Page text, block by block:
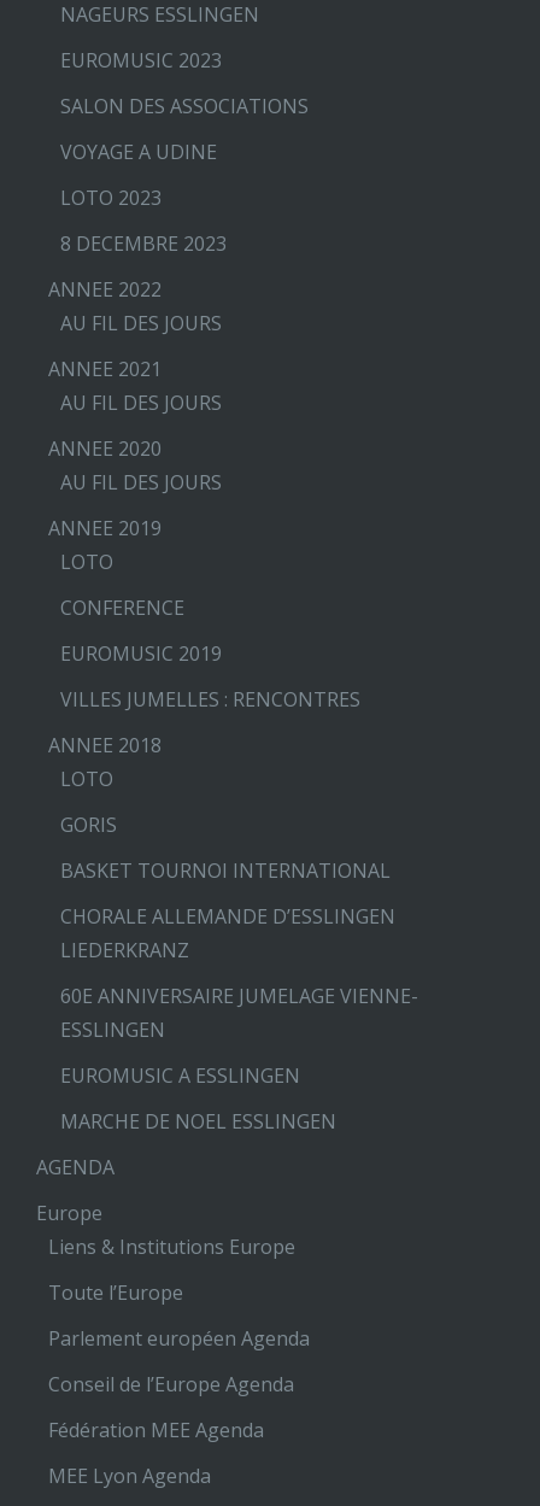
NAGEURS ESSLINGEN
EUROMUSIC 2023
SALON DES ASSOCIATIONS
VOYAGE A UDINE
LOTO 2023
8 DECEMBRE 2023
ANNEE 2022
AU FIL DES JOURS
ANNEE 2021
AU FIL DES JOURS
ANNEE 2020
AU FIL DES JOURS
ANNEE 2019
LOTO
CONFERENCE
EUROMUSIC 2019
VILLES JUMELLES : RENCONTRES
ANNEE 2018
LOTO
GORIS
BASKET TOURNOI INTERNATIONAL
CHORALE ALLEMANDE D’ESSLINGEN
LIEDERKRANZ
60E ANNIVERSAIRE JUMELAGE VIENNE-
ESSLINGEN
EUROMUSIC A ESSLINGEN
MARCHE DE NOEL ESSLINGEN
AGENDA
Europe
Liens & Institutions Europe
Toute l’Europe
Parlement européen Agenda
Conseil de l’Europe Agenda
Fédération MEE Agenda
MEE Lyon Agenda